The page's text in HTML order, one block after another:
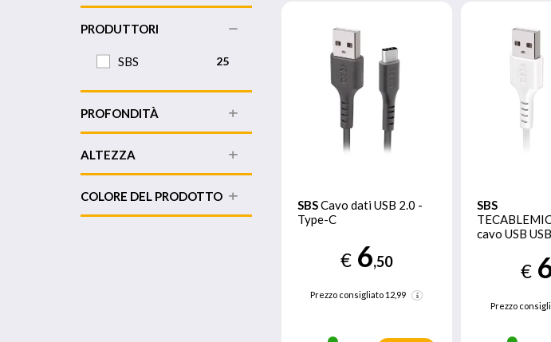
SBSCavo dati USB 2.0 -
Type-C
€ 6,50
Prezzo consigliato 12,99
SBS
cavo USB
€
Prezzo
PRODUTTORI
SBS 25
PROFONDITÀ
ALTEZZA
COLORE DEL PRODOTTO